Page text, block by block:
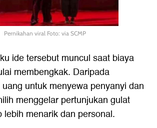
Pernikahan viral Foto: via SCMP
ide tersebut muncul saat biaya
membengkak. Daripada
untuk menyewa penyanyi dan
menggelar pertunjukan gulat
lebih menarik dan personal.